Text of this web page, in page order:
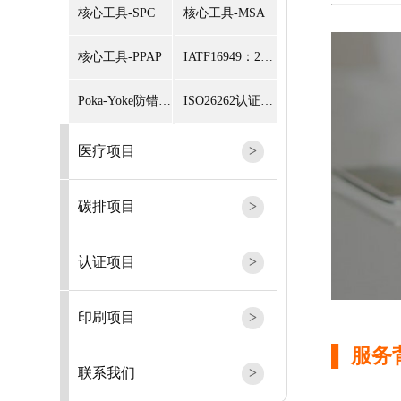
核心工具-SPC 核心工具-MSA
核心工具-PPAP
医疗项目
碳排项目
认证项目
印刷项目
联系我们
▌ 服务